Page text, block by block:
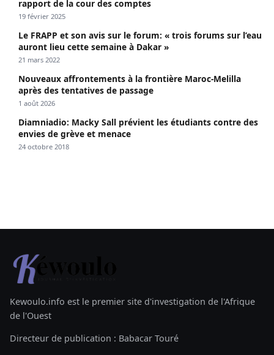
rapport de la cour des comptes
19 février 2025
Le FRAPP et son avis sur le forum: « trois forums sur l’eau
auront lieu cette semaine à Dakar »
21 mars 2022
Nouveaux affrontements à la frontière Maroc-Melilla
après des tentatives de passage
1 août 2026
Diamniadio: Macky Sall prévient les étudiants contre des
envies de grève et menace
24 octobre 2018
Kewoulo.info est le premier site d'investigation de l'Afrique
de l'Ouest
Directeur de publication : Babacar Touré